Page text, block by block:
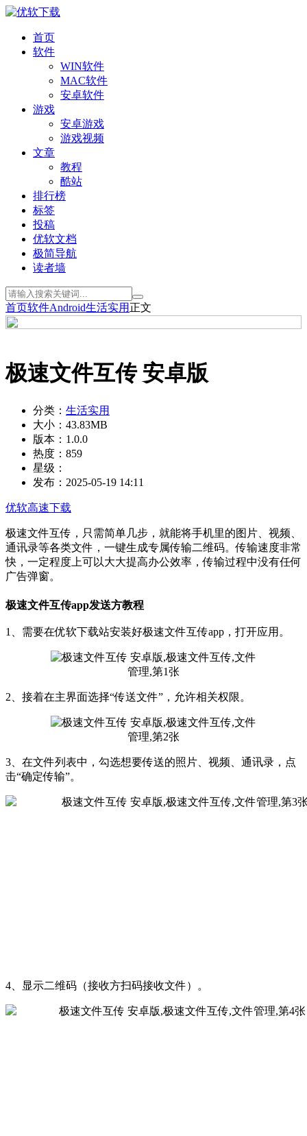
首页
软件
WIN软件
MAC软件
安卓软件
游戏
安卓游戏
游戏视频
文章
教程
酷站
排行榜
标签
投稿
优软文档
极简导航
读者墙
首页软件Android生活实用 正文
极速文件互传 安卓版
分类： 生活实用
大小： 43.83MB
版本： 1.0.0
热度： 859
星级：
发布： 2025-05-19 14:11
优软高速下载
极速文件互传，只需简单几步，就能将手机里的图片、视频、
通讯录等各类文件，一键生成专属传输二维码。传输速度非常
快，一定程度上可以大大提高办公效率，传输过程中没有任何
广告弹窗。
极速文件互传app发送方教程
1、需要在优软下载站安装好极速文件互传app，打开应用。
2、接着在主界面选择“传送文件”，允许相关权限。
3、在文件列表中，勾选想要传送的照片、视频、通讯录，点
击“确定传输”。
4、显示二维码（接收方扫码接收文件）。